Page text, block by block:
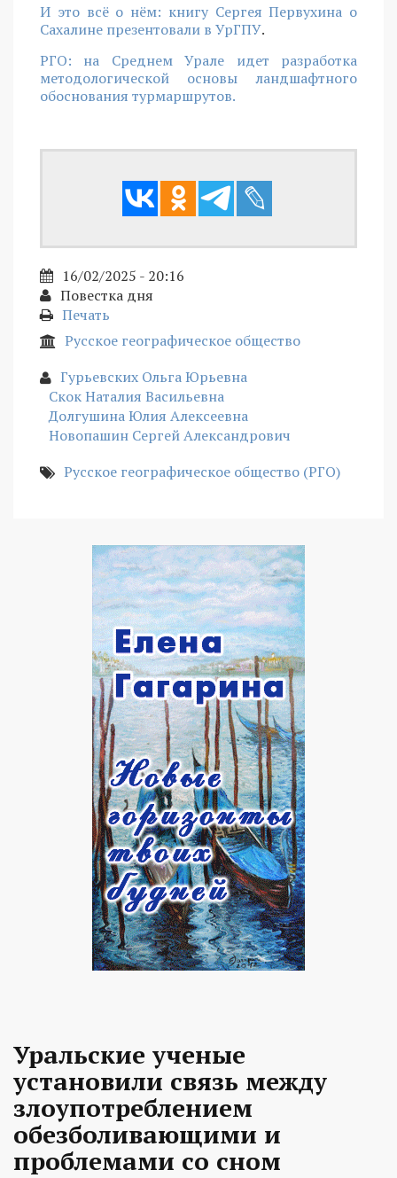
И это всё о нём: книгу Сергея Первухина о
Сахалине презентовали в УрГПУ.
РГО: на Среднем Урале идет разработка
методологической основы ландшафтного
обоснования турмаршрутов.
16/02/2025 - 20:16
Повестка дня
Печать
Русское географическое общество
Гурьевских Ольга Юрьевна
Скок Наталия Васильевна
Долгушина Юлия Алексеевна
Новопашин Сергей Александрович
Русское географическое общество (РГО)
Уральские ученые
установили связь между
злоупотреблением
обезболивающими и
проблемами со сном